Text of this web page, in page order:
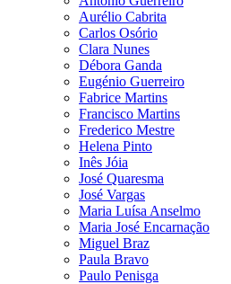
Aurélio Cabrita
Carlos Osório
Clara Nunes
Débora Ganda
Eugénio Guerreiro
Fabrice Martins
Francisco Martins
Frederico Mestre
Helena Pinto
Inês Jóia
José Quaresma
José Vargas
Maria Luísa Anselmo
Maria José Encarnação
Miguel Braz
Paula Bravo
Paulo Penisga